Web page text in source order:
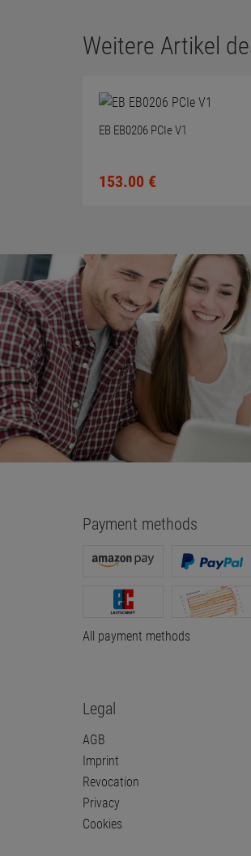
Weitere Artikel
EB EB0206 PCIe V1
153.00 €
Payment methods
All payment methods
Legal
AGB
Imprint
Revocation
Privacy
Cookies